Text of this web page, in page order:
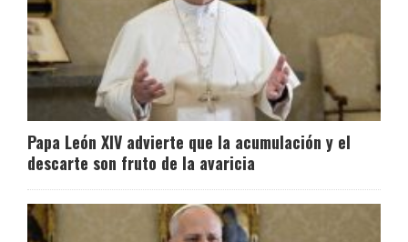
Papa León XIV advierte que la acumulación y el
descarte son fruto de la avaricia